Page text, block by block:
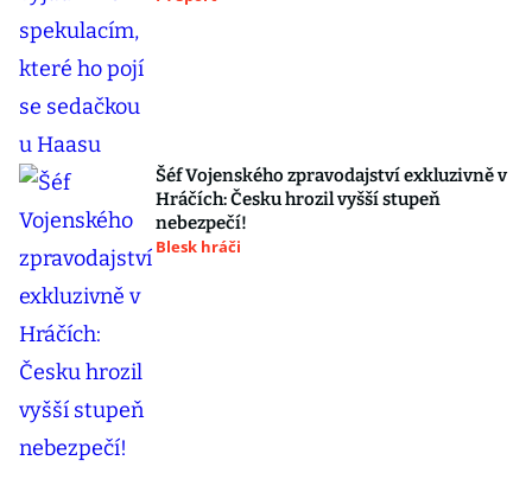
Šéf Vojenského zpravodajství exkluzivně v
Hráčích: Česku hrozil vyšší stupeň
nebezpečí!
Blesk hráči